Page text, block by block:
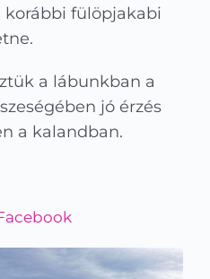
fülöpjakabi
a lábunkban a
jó érzés
a kalandban.